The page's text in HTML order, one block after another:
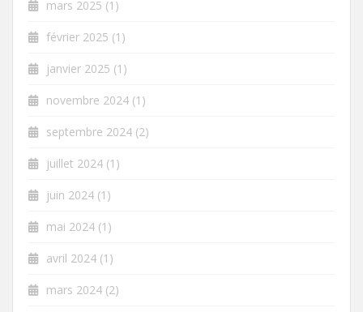
mars 2025 (1)
février 2025 (1)
janvier 2025 (1)
novembre 2024 (1)
septembre 2024 (2)
juillet 2024 (1)
juin 2024 (1)
mai 2024 (1)
avril 2024 (1)
mars 2024 (2)